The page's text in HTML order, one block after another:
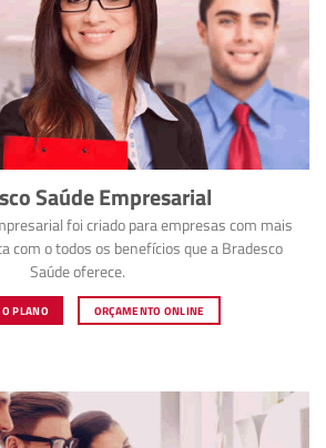
Saúde Empresarial
foi criado para empresas com mais
com o todos os benefícios que a Bradesco
Saúde oferece.
PLANO ORÇAMENTO ONLINE